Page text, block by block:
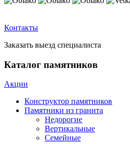
Контакты
Заказать выезд специалиста
Каталог памятников
Акции
Конструктор памятников
Памятники из гранита
Недорогие
Вертикальные
Семейные